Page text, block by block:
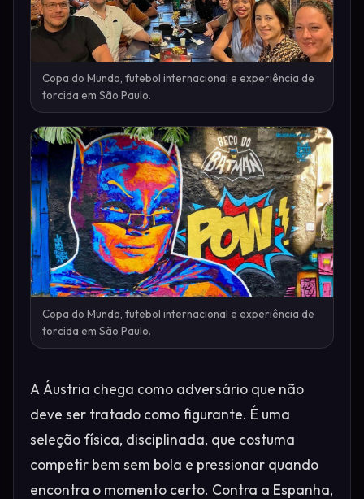
Copa do Mundo, futebol internacional e experiência de
torcida em São Paulo.
Copa do Mundo, futebol internacional e experiência de
torcida em São Paulo.
A Áustria chega como adversário que não
deve ser tratado como figurante. É uma
seleção física, disciplinada, que costuma
competir bem sem bola e pressionar quando
encontra o momento certo. Contra a Espanha,